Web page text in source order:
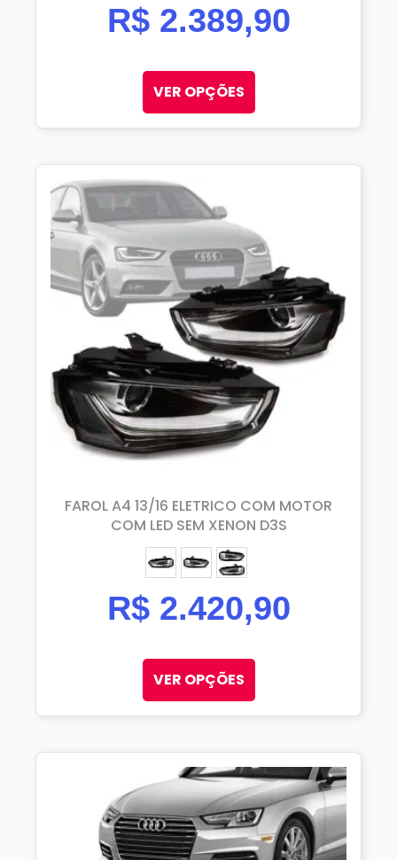
R$2.389,90
VER OPÇÕES
FAROL A4 13/16 ELETRICO COM MOTOR
COM LED SEM XENON D3S
ESQUERDO (MOTORISTA)
DIREITO (PASSAGEIRO)
PAR
R$2.420,90
VER OPÇÕES